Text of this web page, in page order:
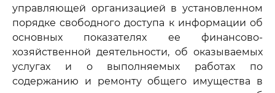
управляющей организацией в установленном
порядке свободного доступа к информации об
основных показателях ее финансово-
хозяйственной деятельности, об оказываемых
услугах и о выполняемых работах по
содержанию и ремонту общего имущества в